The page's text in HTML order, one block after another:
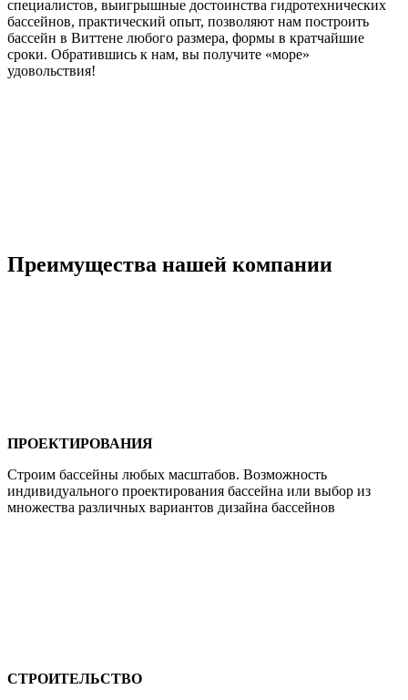
специалистов, выигрышные достоинства гидротехнических
бассейнов, практический опыт, позволяют нам построить
бассейн в Виттене любого размера, формы в кратчайшие
сроки. Обратившись к нам, вы получите «море»
удовольствия!
Преимущества нашей компании
ПРОЕКТИРОВАНИЯ
Строим бассейны любых масштабов. Возможность
индивидуального проектирования бассейна или выбор из
множества различных вариантов дизайна бассейнов
СТРОИТЕЛЬСТВО